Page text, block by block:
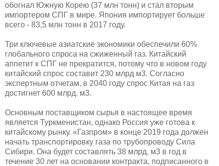
обогнал Южную Корею (37 млн тонн) и стал вторым
импортером СПГ в мире. Япония импортирует больше
всего - 83,5 млн тонн в 2017 году.
Три ключевые азиатские экономики обеспечили 60%
глобального спроса на сжиженный газ. Китайский
аппетит к СПГ не прекратится, потому что в новом году
китайский спрос составит 230 млрд м3. Согласно
экспертным отчетам, в 2040 году спрос Китая на газ
достигнет 600 млрд. м3.
Основным поставщиком сырья в настоящее время
является Туркменистан, однако Россия уже готова к
китайскому рынку. «Газпром» в конце 2019 года должен
начать транспортировку газа по трубопроводу Сила
Сибири. Она будет составлять 38 млрд. м3 в год в
течение 30 лет на основании контракта, подписанного в